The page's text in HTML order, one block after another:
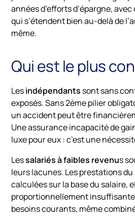
années d’efforts d’épargne,
qui s’étendent bien au-delà de
même.
Qui est le plus
Lesindépendants sont sans
exposés. Sans 2ème pilier
un accident peut être
Une assurance incapacité de
luxe pour eux : c’est une
Lessalariés à faibles revenus
leurs lacunes. Les prestations
calculées sur la base du salaire,
proportionnellement
besoins courants, même